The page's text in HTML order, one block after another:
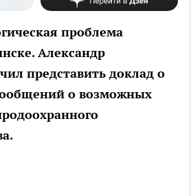
проблема
Александр
представить доклад о
о возможных